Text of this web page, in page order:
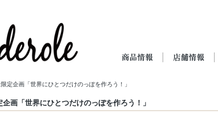
定企画「世界にひとつだけのっぽを作ろう！」
画「世界にひとつだけのっぽを作ろう！」